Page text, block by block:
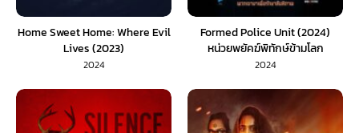
Home Sweet Home: Where Evil
Lives (2023)
2024
Formed Police Unit (2024)
หน่วยพยัคฆ์พิทักษ์ข้ามโลก
2024